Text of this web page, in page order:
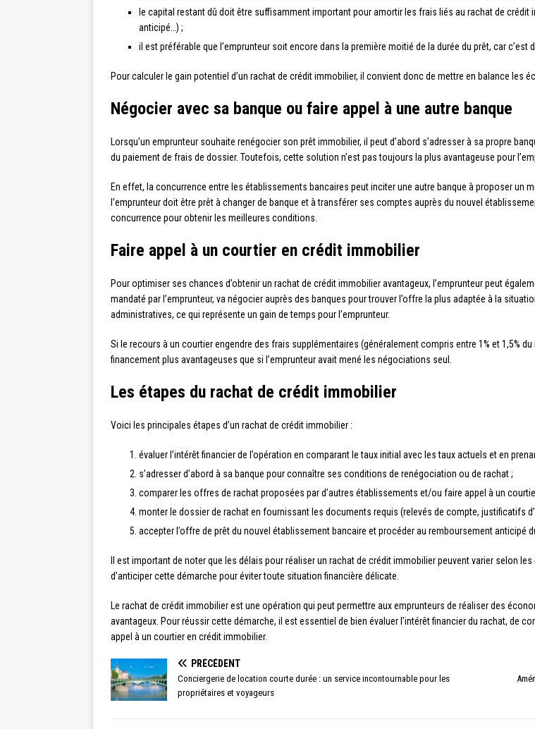
le capital restant dû doit être suffisamment important pour amortir les frais liés au rachat de
anticipé…) ;
il est préférable que l’emprunteur soit encore dans la première moitié de la durée du prêt, car
Pour calculer le gain potentiel d’un rachat de crédit immobilier, il convient donc de mettre en balance les
Négocier avec sa banque ou faire appel à une autre banque
Lorsqu’un emprunteur souhaite renégocier son prêt immobilier, il peut d’abord s’adresser à sa propre
du paiement de frais de dossier. Toutefois, cette solution n’est pas toujours la plus avantageuse pour
En effet, la concurrence entre les établissements bancaires peut inciter une autre banque à proposer un
l’emprunteur doit être prêt à changer de banque et à transférer ses comptes auprès du nouvel
concurrence pour obtenir les meilleures conditions.
Faire appel à un courtier en crédit immobilier
Pour optimiser ses chances d’obtenir un rachat de crédit immobilier avantageux, l’emprunteur peut
mandaté par l’emprunteur, va négocier auprès des banques pour trouver l’offre la plus adaptée à la
administratives, ce qui représente un gain de temps pour l’emprunteur.
Si le recours à un courtier engendre des frais supplémentaires (généralement compris entre 1% et 1,5%
financement plus avantageuses que si l’emprunteur avait mené les négociations seul.
Les étapes du rachat de crédit immobilier
Voici les principales étapes d’un rachat de crédit immobilier :
évaluer l’intérêt financier de l’opération en comparant le taux initial avec les taux actuels et en
s’adresser d’abord à sa banque pour connaître ses conditions de renégociation ou de rachat ;
comparer les offres de rachat proposées par d’autres établissements et/ou faire appel à un
monter le dossier de rachat en fournissant les documents requis (relevés de compte, justificatifs
accepter l’offre de prêt du nouvel établissement bancaire et procéder au remboursement anticipé
Il est important de noter que les délais pour réaliser un rachat de crédit immobilier peuvent varier selon
d’anticiper cette démarche pour éviter toute situation financière délicate.
Le rachat de crédit immobilier est une opération qui peut permettre aux emprunteurs de réaliser des
avantageux. Pour réussir cette démarche, il est essentiel de bien évaluer l’intérêt financier du rachat,
appel à un courtier en crédit immobilier.
PRÉCÉDENT
Conciergerie de location courte durée : un service incontournable pour les
propriétaires et voyageurs